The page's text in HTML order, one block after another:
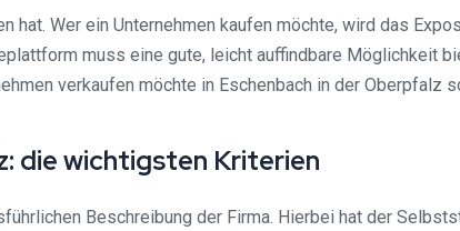
Wer ein Unternehmen kaufen möchte, wird das
muss eine gute, leicht auffindbare Möglichkeit
verkaufen möchte in Eschenbach in der Oberpfalz
die wichtigsten Kriterien
Beschreibung der Firma. Hierbei hat der